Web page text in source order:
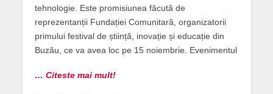
tehnologie. Este promisiunea făcută de
reprezentanții Fundației Comunitară, organizatorii
primului festival de știință, inovație și educație din
Buzău, ce va avea loc pe 15 noiembrie. Evenimentul
… Citeste mai mult!